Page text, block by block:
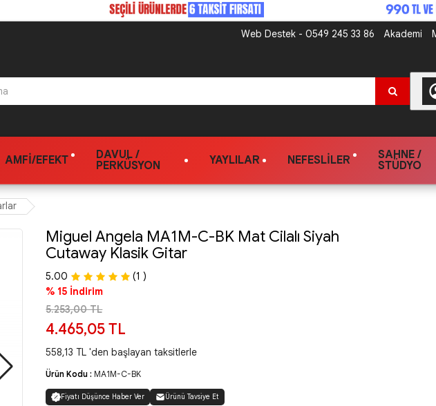
Web Destek - 0549 245 33 86 Akademi
AMFI/EFEKT
DAVUL /
PERKÜSYON
YAYLILAR NEFESLILER
SAHNE /
STÜDYO
Miguel Angela MA1M-C-BK Mat Cilalı Siyah
Cutaway Klasik Gitar
5.00
(1 )
% 15 İndirim
5.253,00 TL
4.465,05 TL
558,13 TL 'den başlayan taksitlerle
Ürün Kodu : MA1M-C-BK
Fiyatı Düşünce Haber Ver Ürünü Tavsiye Et